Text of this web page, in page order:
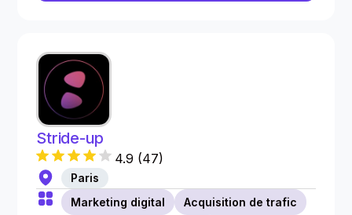
Stride-up
4.9 (47)
Paris
Marketing digital
Acquisition de trafic